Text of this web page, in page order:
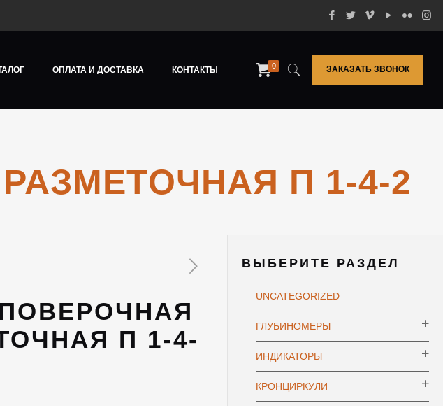
ОПЛАТА И ДОСТАВКА КОНТАКТЫ 0 ЗАКАЗАТЬ ЗВОНОК
П 1-4-2
П 1-4-
ВЫБЕРИТЕ РАЗДЕЛ
UNCATEGORIZED
ГЛУБИНОМЕРЫ
ИНДИКАТОРЫ
КРОНЦИРКУЛИ